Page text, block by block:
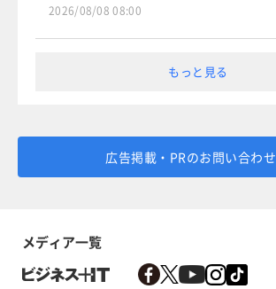
2026/08/08 08:00
もっと見る
広告掲載・PRのお問い合わせ
メディア一覧